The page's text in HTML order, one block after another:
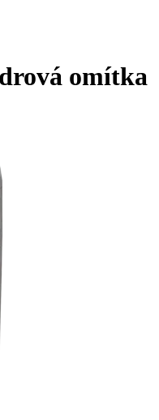
omítka